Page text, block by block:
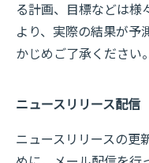
る計画、目標などは様
より、実際の結果が予
かじめご了承ください。
ニュースリリース配信
ニュースリリースの更